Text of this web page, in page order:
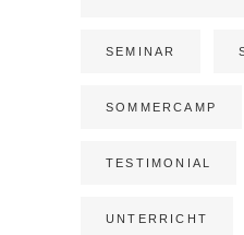
SEMINAR
SOMMERCAMP
TESTIMONIAL
UNTERRICHT